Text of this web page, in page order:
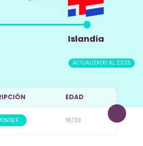
Islandia
ACTUALIZADO AL 2026
EDAD
18/30